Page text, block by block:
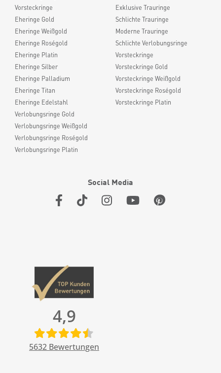
Vorsteckringe
Eheringe Gold
Eheringe Weißgold
Eheringe Roségold
Eheringe Platin
Eheringe Silber
Eheringe Palladium
Eheringe Titan
Eheringe Edelstahl
Verlobungsringe Gold
Verlobungsringe Weißgold
Verlobungsringe Roségold
Verlobungsringe Platin
Exklusive Trauringe
Schlichte Trauringe
Moderne Trauringe
Schlichte Verlobungsringe
Vorsteckringe
Vorsteckringe Gold
Vorsteckringe Weißgold
Vorsteckringe Roségold
Vorsteckringe Platin
Social Media
4,9
5632 Bewertungen